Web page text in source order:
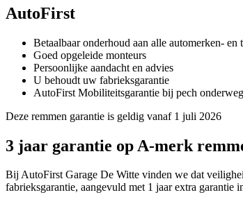
AutoFirst
Betaalbaar onderhoud aan alle automerken- en
Goed opgeleide monteurs
Persoonlijke aandacht en advies
U behoudt uw fabrieksgarantie
AutoFirst Mobiliteitsgarantie bij pech onderweg
Deze remmen garantie is geldig vanaf 1 juli 2026
3 jaar garantie op A-merk
Bij AutoFirst Garage De Witte vinden we dat
fabrieksgarantie, aangevuld met 1 jaar extra garantie